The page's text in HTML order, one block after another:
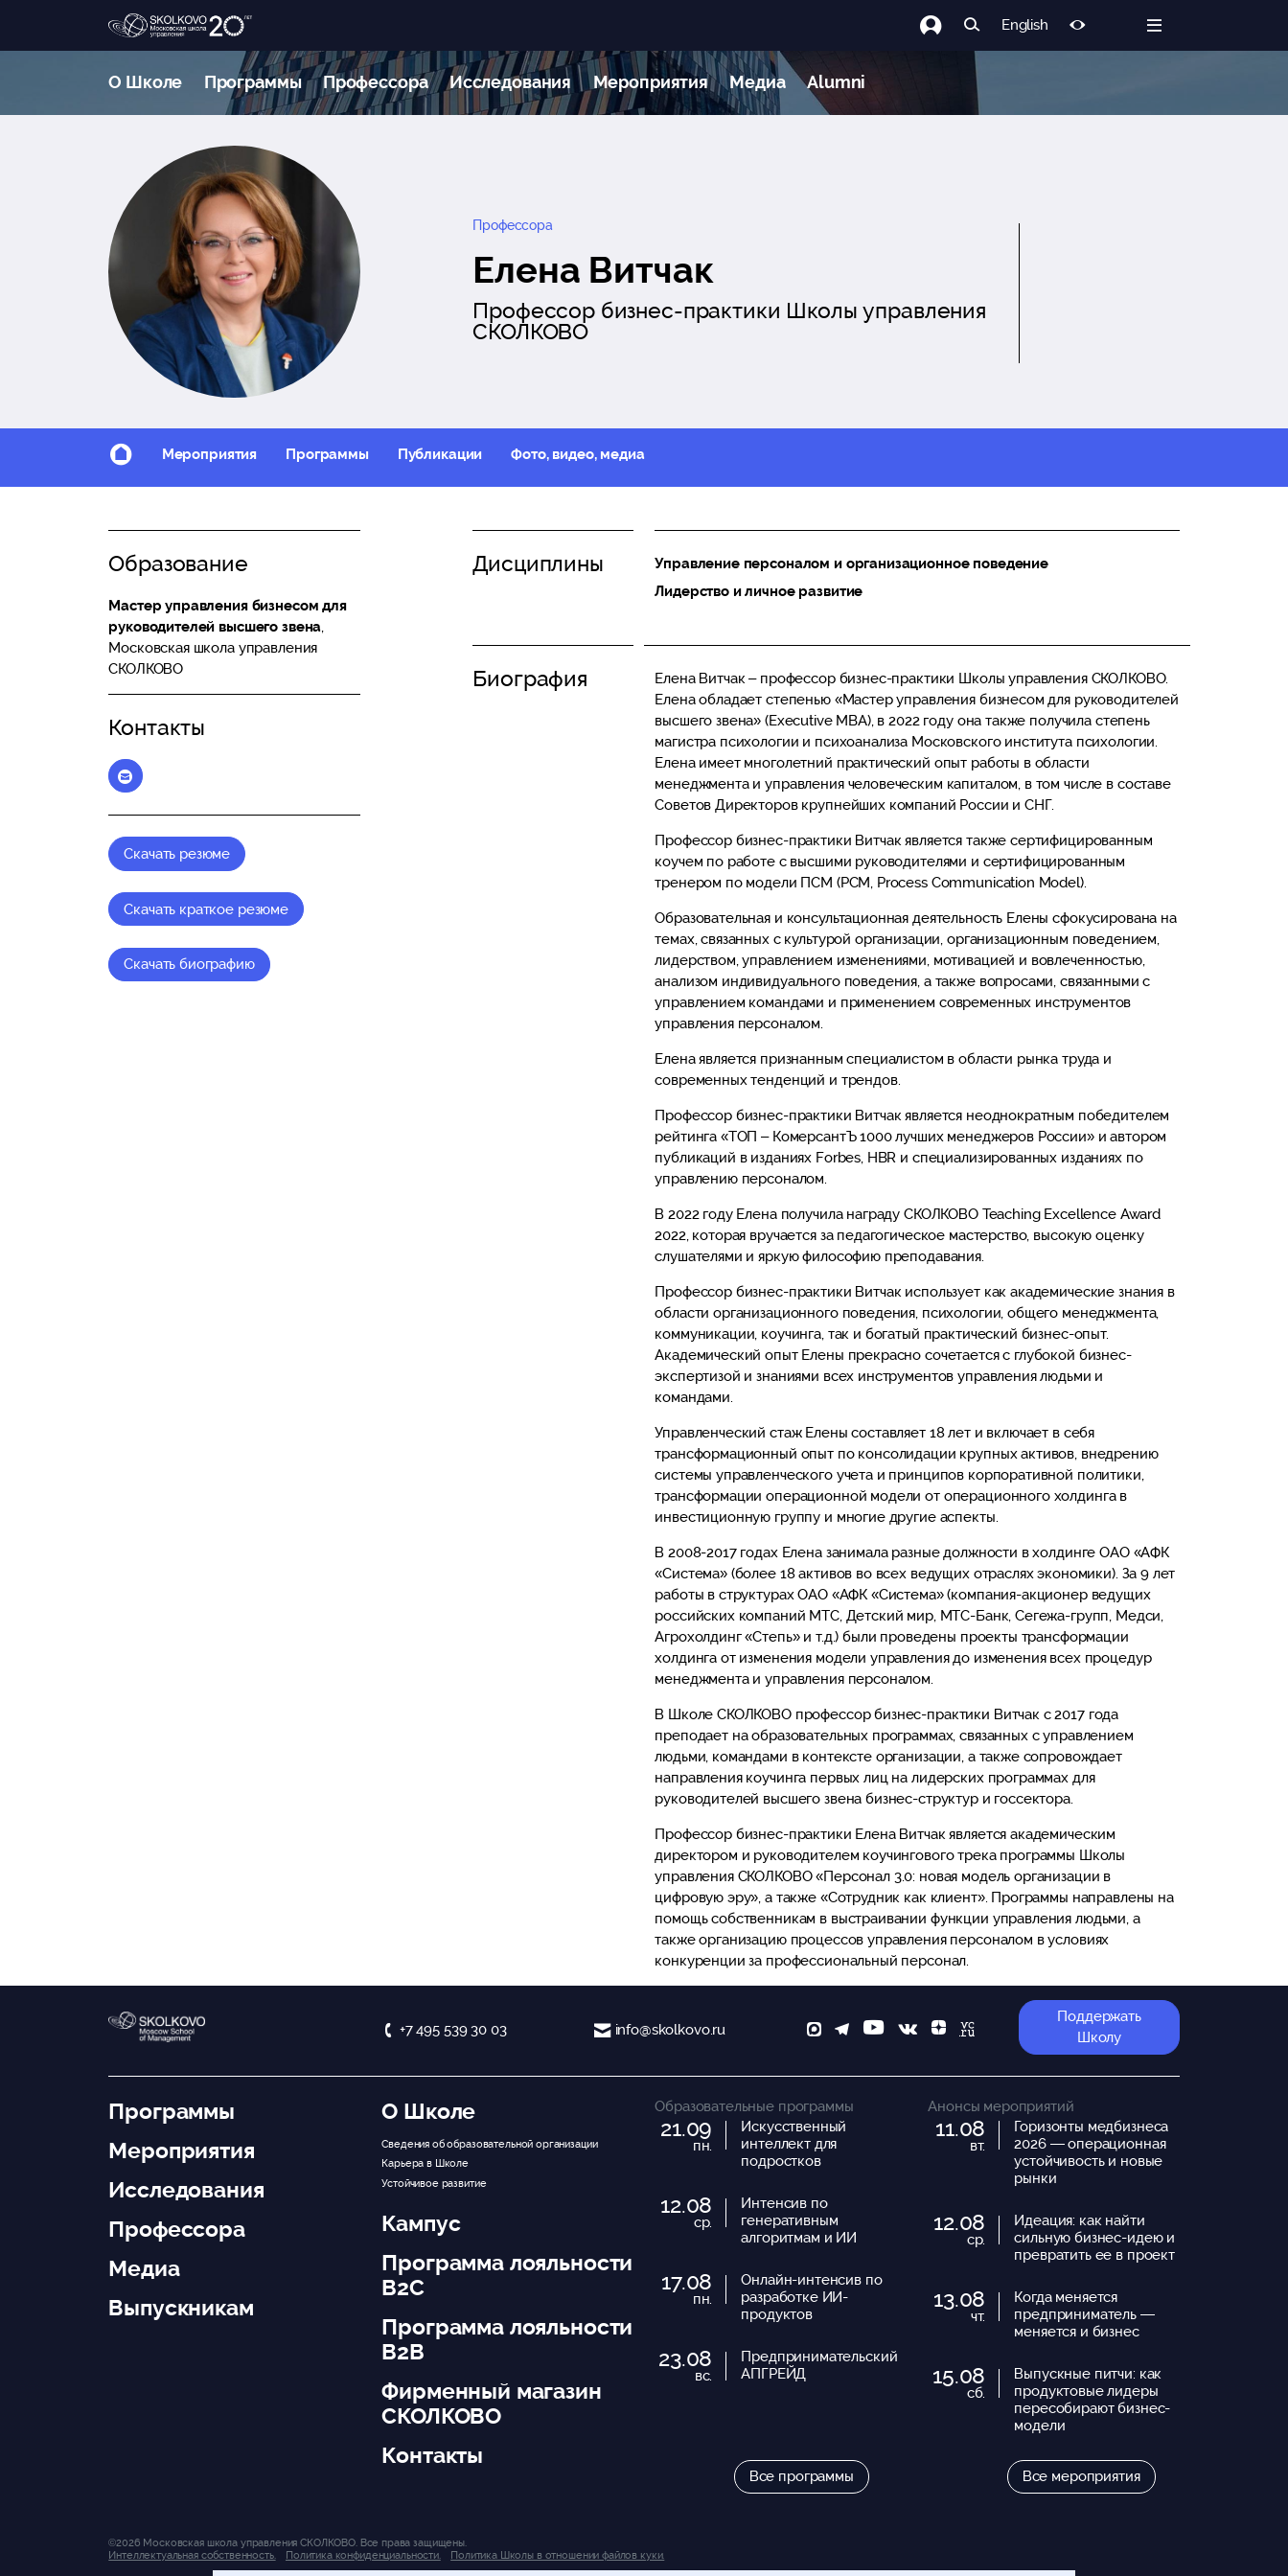
English
О Школе Программы Профессора Исследования Мероприятия Медиа Alumni
Профессора
Елена Витчак
Профессор бизнес-практики Школы управления
СКОЛКОВО
Мероприятия Программы Публикации Фото, видео, медиа
Образование
Мастер управления бизнесом для
руководителей высшего звена,
Московская школа управления
СКОЛКОВО
Контакты
Скачать резюме
Скачать краткое резюме
Скачать биографию
Дисциплины
Управление персоналом и организационное поведение
Лидерство и личное развитие
Биография
Елена Витчак – профессор бизнес-практики Школы управления СКОЛКОВО.
Елена обладает степенью «Мастер управления бизнесом для руководителей
высшего звена» (Executive MBA), в 2022 году она также получила степень
магистра психологии и психоанализа Московского института психологии.
Елена имеет многолетний практический опыт работы в области
менеджмента и управления человеческим капиталом, в том числе в составе
Советов Директоров крупнейших компаний России и СНГ.
Профессор бизнес-практики Витчак является также сертифицированным
коучем по работе с высшими руководителями и сертифицированным
тренером по модели ПСМ (PCM, Process Communication Model).
Образовательная и консультационная деятельность Елены сфокусирована на
темах, связанных с культурой организации, организационным поведением,
лидерством, управлением изменениями, мотивацией и вовлеченностью,
анализом индивидуального поведения, а также вопросами, связанными с
управлением командами и применением современных инструментов
управления персоналом.
Елена является признанным специалистом в области рынка труда и
современных тенденций и трендов.
Профессор бизнес-практики Витчак является неоднократным победителем
рейтинга «ТОП – КомерсантЪ 1000 лучших менеджеров России» и автором
публикаций в изданиях Forbes, HBR и специализированных изданиях по
управлению персоналом.
В 2022 году Елена получила награду СКОЛКОВО Teaching Excellence Award
2022, которая вручается за педагогическое мастерство, высокую оценку
слушателями и яркую философию преподавания.
Профессор бизнес-практики Витчак использует как академические знания в
области организационного поведения, психологии, общего менеджмента,
коммуникации, коучинга, так и богатый практический бизнес-опыт.
Академический опыт Елены прекрасно сочетается с глубокой бизнес-
экспертизой и знаниями всех инструментов управления людьми и
командами.
Управленческий стаж Елены составляет 18 лет и включает в себя
трансформационный опыт по консолидации крупных активов, внедрению
системы управленческого учета и принципов корпоративной политики,
трансформации операционной модели от операционного холдинга в
инвестиционную группу и многие другие аспекты.
В 2008-2017 годах Елена занимала разные должности в холдинге ОАО «АФК
«Система» (более 18 активов во всех ведущих отраслях экономики). За 9 лет
работы в структурах ОАО «АФК «Система» (компания-акционер ведущих
российских компаний МТС, Детский мир, МТС-Банк, Сегежа-групп, Медси,
Агрохолдинг «Степь» и т.д.) были проведены проекты трансформации
холдинга от изменения модели управления до изменения всех процедур
менеджмента и управления персоналом.
В Школе СКОЛКОВО профессор бизнес-практики Витчак с 2017 года
преподает на образовательных программах, связанных с управлением
людьми, командами в контексте организации, а также сопровождает
направления коучинга первых лиц на лидерских программах для
руководителей высшего звена бизнес-структур и госсектора.
Профессор бизнес-практики Елена Витчак является академическим
директором и руководителем коучингового трека программы Школы
управления СКОЛКОВО «Персонал 3.0: новая модель организации в
цифровую эру», а также «Сотрудник как клиент». Программы направлены на
помощь собственникам в выстраивании функции управления людьми, а
также организацию процессов управления персоналом в условиях
конкуренции за профессиональный персонал.
+7 495 539 30 03 info@skolkovo.ru
Поддержать
Школу
Программы
Мероприятия
Исследования
Профессора
Медиа
Выпускникам
О Школе
Сведения об образовательной организации
Карьера в Школе
Устойчивое развитие
Кампус
Программа лояльности
B2C
Программа лояльности
B2B
Фирменный магазин
СКОЛКОВО
Контакты
Образовательные программы
21.09
пн.
Искусственный
интеллект для
подростков
12.08
ср.
Интенсив по
генеративным
алгоритмам и ИИ
17.08
пн.
Онлайн-интенсив по
разработке ИИ-
продуктов
23.08
вс.
Предпринимательский
АПГРЕЙД
Все программы
Анонсы мероприятий
11.08
вт.
Горизонты медбизнеса
2026 — операционная
устойчивость и новые
рынки
12.08
ср.
Идеация: как найти
сильную бизнес-идею и
превратить ее в проект
13.08
чт.
Когда меняется
предприниматель —
меняется и бизнес
15.08
сб.
Выпускные питчи: как
продуктовые лидеры
пересобирают бизнес-
модели
Все мероприятия
©2026 Московская школа управления СКОЛКОВО. Все права защищены.
Интеллектуальная собственность.
Политика конфиденциальности. Политика Школы в отношении файлов куки.